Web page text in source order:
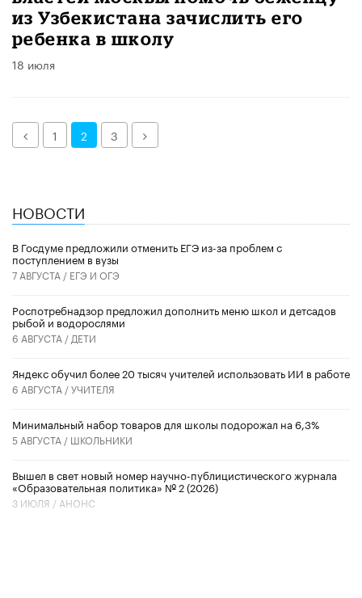
из Узбекистана зачислить его
ребенка в школу
18 июля
Назад1 2 3 Далее
НОВОСТИ
В Госдуме предложили отменить ЕГЭ из-за проблем с
поступлением в вузы
7 АВГУСТА / ЕГЭ И ОГЭ
Роспотребнадзор предложил дополнить меню школ и детсадов
рыбой и водорослями
6 АВГУСТА / ДЕТИ
​Яндекс обучил более 20 тысяч учителей использовать ИИ в работе
6 АВГУСТА /УЧИТЕЛЯ
Минимальный набор товаров для школы подорожал на 6,3%
5 АВГУСТА / ШКОЛЬНИКИ
Вышел в свет новый номер научно-публицистического журнала
«Образовательная политика» № 2 (2026)
3 ИЮЛЯ / АНОНС